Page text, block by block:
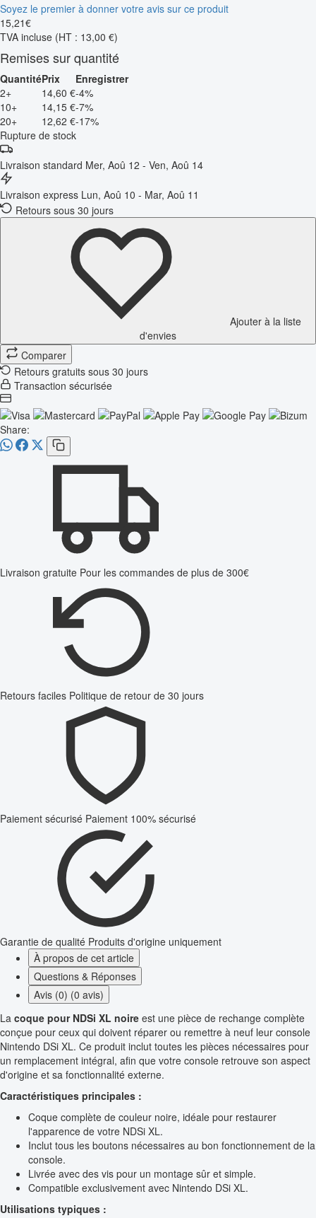
Soyez le premier à donner votre avis sur ce produit
15,21€
TVA incluse (HT : 13,00 €)
Remises sur quantité
QuantitéPrix
Enregistrer
2+
14,60 €-4%
10+
14,15 €-7%
20+
12,62 €-17%
Rupture de stock
Livraison standard Mer, Aoû 12 - Ven, Aoû 14
Livraison express Lun, Aoû 10 - Mar, Aoû 11
Retours sous 30 jours
Ajouter à la liste
d'envies
Comparer
Retours gratuits sous 30 jours
Transaction sécurisée
Share:
Livraison gratuite Pour les commandes de plus de 300€
Retours faciles Politique de retour de 30 jours
Paiement sécurisé Paiement 100% sécurisé
Garantie de qualité Produits d'origine uniquement
À propos de cet article
Questions & Réponses
Avis (0) (0 avis)
La coque pour NDSi XL noire est une pièce de rechange complète
conçue pour ceux qui doivent réparer ou remettre à neuf leur console
Nintendo DSi XL. Ce produit inclut toutes les pièces nécessaires pour
un remplacement intégral, afin que votre console retrouve son aspect
d'origine et sa fonctionnalité externe.
Caractéristiques principales :
Coque complète de couleur noire, idéale pour restaurer
l'apparence de votre NDSi XL.
Inclut tous les boutons nécessaires au bon fonctionnement de la
console.
Livrée avec des vis pour un montage sûr et simple.
Compatible exclusivement avec Nintendo DSi XL.
Utilisations typiques :